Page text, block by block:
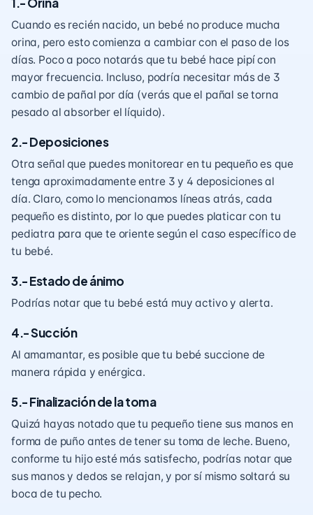
Cuando es recién nacido, un bebé no produce mucha
orina, pero esto comienza a cambiar con el paso de los
días. Poco a poco notarás que tu bebé hace pipí con
mayor frecuencia. Incluso, podría necesitar más de 3
cambio de pañal por día (verás que el pañal se torna
pesado al absorber el líquido).
2.- Deposiciones
Otra señal que puedes monitorear en tu pequeño es que
tenga aproximadamente entre 3 y 4 deposiciones al
día. Claro, como lo mencionamos líneas atrás, cada
pequeño es distinto, por lo que puedes platicar con tu
pediatra para que te oriente según el caso específico de
tu bebé.
3.- Estado de ánimo
Podrías notar que tu bebé está muy activo y alerta.
4.- Succión
Al amamantar, es posible que tu bebé succione de
manera rápida y enérgica.
5.- Finalización de la toma
Quizá hayas notado que tu pequeño tiene sus manos en
forma de puño antes de tener su toma de leche. Bueno,
conforme tu hijo esté más satisfecho, podrías notar que
sus manos y dedos se relajan, y por sí mismo soltará su
boca de tu pecho.